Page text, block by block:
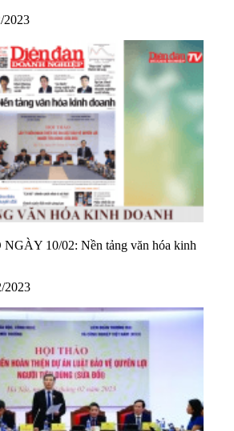
2023
10/02: Nền tảng văn hóa kinh
2023